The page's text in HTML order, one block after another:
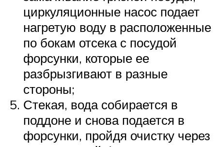
циркуляционные насос подает
нагретую воду в расположенные
по бокам отсека с посудой
форсунки, которые ее
разбрызгивают в разные
стороны;
Стекая, вода собирается в
поддоне и снова подается в
форсунки, пройдя очистку через